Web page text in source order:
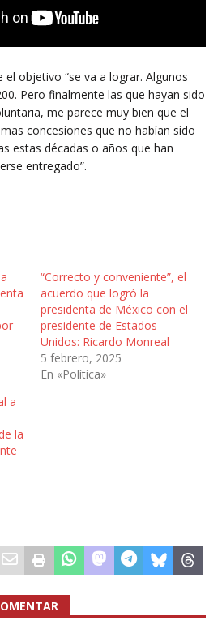
el objetivo “se va a lograr. Algunos
Pero finalmente las que hayan sido
me parece muy bien que el
concesiones que no habían sido
estas décadas o años que han
entregado”.
“Correcto y conveniente”, el
acuerdo que logró la
presidenta de México con el
presidente de Estados
Unidos: Ricardo Monreal
5 febrero, 2025
En «Política»
a
la